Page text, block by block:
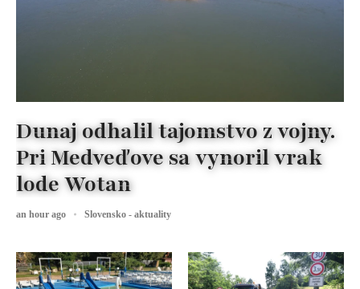
Dunaj odhalil tajomstvo z vojny.
Pri Medveďove sa vynoril vrak
lode Wotan
an hour ago Slovensko - aktuality